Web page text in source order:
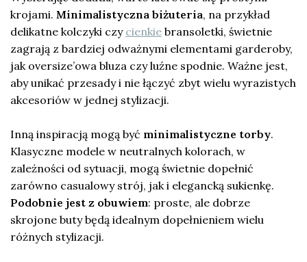
krojami. Minimalistyczna biżuteria, na przykład
delikatne kolczyki czy cienkie bransoletki, świetnie
zagrają z bardziej odważnymi elementami garderoby,
jak oversize’owa bluza czy luźne spodnie. Ważne jest,
aby unikać przesady i nie łączyć zbyt wielu wyrazistych
akcesoriów w jednej stylizacji.
Inną inspiracją mogą być minimalistyczne torby.
Klasyczne modele w neutralnych kolorach, w
zależności od sytuacji, mogą świetnie dopełnić
zarówno casualowy strój, jak i elegancką sukienkę.
Podobnie jest z obuwiem: proste, ale dobrze
skrojone buty będą idealnym dopełnieniem wielu
różnych stylizacji.